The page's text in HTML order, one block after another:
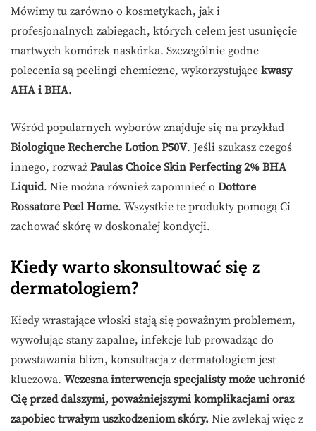
Mówimy tu zarówno o kosmetykach, jak i
profesjonalnych zabiegach, których celem jest usunięcie
martwych komórek naskórka. Szczególnie godne
polecenia są peelingi chemiczne, wykorzystujące kwasy
AHA i BHA.
Wśród popularnych wyborów znajduje się na przykład
Biologique Recherche Lotion P50V. Jeśli szukasz czegoś
innego, rozważ Paulas Choice Skin Perfecting 2% BHA
Liquid. Nie można również zapomnieć o Dottore
Rossatore Peel Home. Wszystkie te produkty pomogą Ci
zachować skórę w doskonałej kondycji.
Kiedy warto skonsultować się z
dermatologiem?
Kiedy wrastające włoski stają się poważnym problemem,
wywołując stany zapalne, infekcje lub prowadząc do
powstawania blizn, konsultacja z dermatologiem jest
kluczowa. Wczesna interwencja specjalisty może uchronić
Cię przed dalszymi, poważniejszymi komplikacjami oraz
zapobiec trwałym uszkodzeniom skóry. Nie zwlekaj więc z